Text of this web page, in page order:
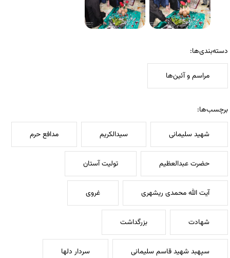
دسته‌بندی‌ها:
مراسم و آئین‌ها
برچسب‌ها:
شهید سلیمانی سیدالکریم مدافع حرم
حضرت عبدالعظیم تولیت آستان
آیت الله محمدی ریشهری غروی
شهادت بزرگداشت
سپهبد شهید قاسم سلیمانی سردار دلها